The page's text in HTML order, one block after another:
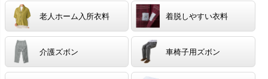
老人ホーム入所衣料 着脱しやすい衣料
介護ズボン 車椅子用ズボン